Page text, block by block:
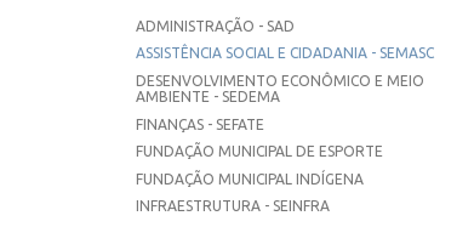
ADMINISTRAÇÃO - SAD
ASSISTÊNCIA SOCIAL E CIDADANIA - SEMASC
DESENVOLVIMENTO ECONÔMICO E MEIO
AMBIENTE - SEDEMA
FINANÇAS - SEFATE
FUNDAÇÃO MUNICIPAL DE ESPORTE
FUNDAÇÃO MUNICIPAL INDÍGENA
INFRAESTRUTURA - SEINFRA